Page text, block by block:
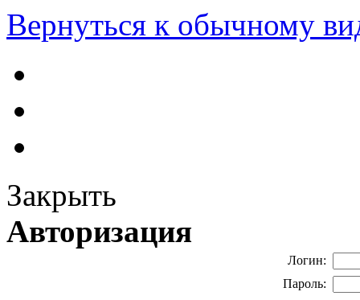
Вернуться к обычному
Закрыть
Авторизация
Логин:
Пароль: